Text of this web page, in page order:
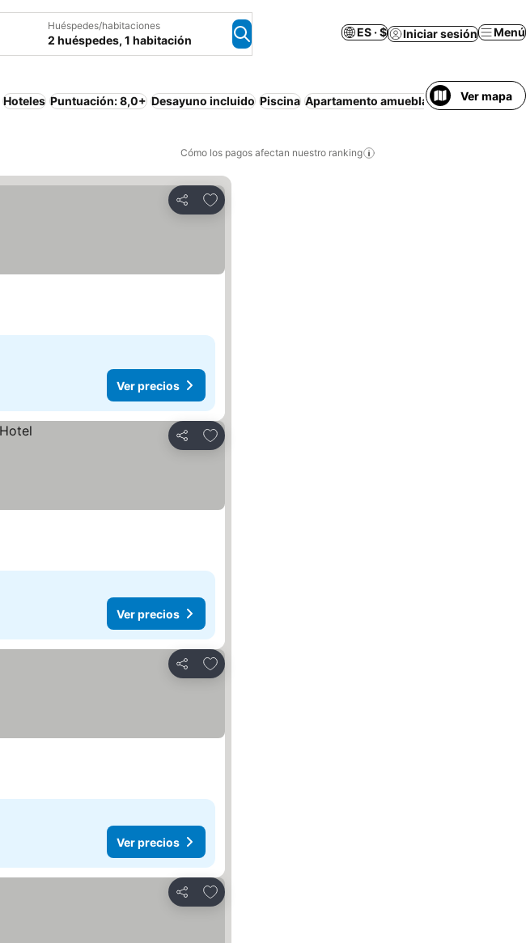
Huéspedes/habitaciones
2 huéspedes, 1 habitación
ES · $ Iniciar sesión Menú
Hoteles Puntuación: 8,0+ Desayuno incluido Piscina Apartamento amueblado Resort Wifi
Ver mapa
Cómo los pagos afectan nuestro ranking
Compartir
Agregar a favoritos
Ver precios
Compartir
Agregar a favoritos
Ver precios
Compartir
Agregar a favoritos
Ver precios
Compartir
Agregar a favoritos